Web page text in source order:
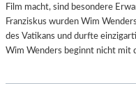
Film macht, sind besondere
Franziskus wurden Wim
des Vatikans und durfte
Wim Wenders beginnt nicht mit